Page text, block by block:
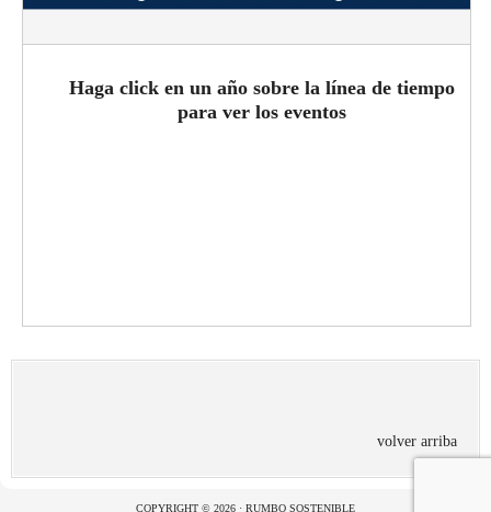
Haga click en un año sobre la línea de tiempo
para ver los eventos
volver arriba
COPYRIGHT © 2026 · RUMBO SOSTENIBLE